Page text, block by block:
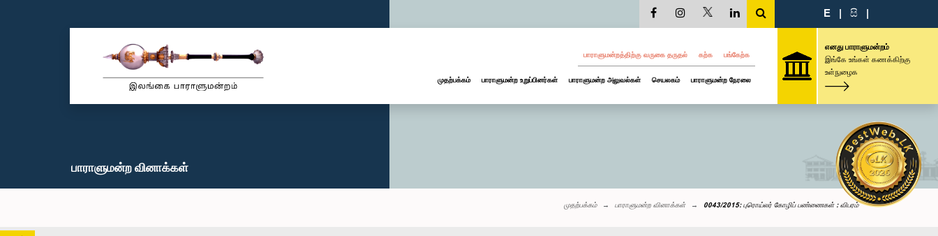
E | සි |
பாராளுமன்றத்திற்கு வருகை தருதல் கற்க பங்கேற்க
முதற்பக்கம் பாராளுமன்ற உறுப்பினர்கள் பாராளுமன்ற அலுவல்கள் செயலகம் பாராளுமன்ற நேரலை
எனது பாராளுமன்றம்
இங்கே உங்கள் கணக்கிற்கு
உள்நுழைக
பாராளுமன்ற வினாக்கள்
முதற்பக்கம் பாராளுமன்ற வினாக்கள் 0043/2015: புரொய்லர் கோழிப் பண்ணைகள் : விபரம்